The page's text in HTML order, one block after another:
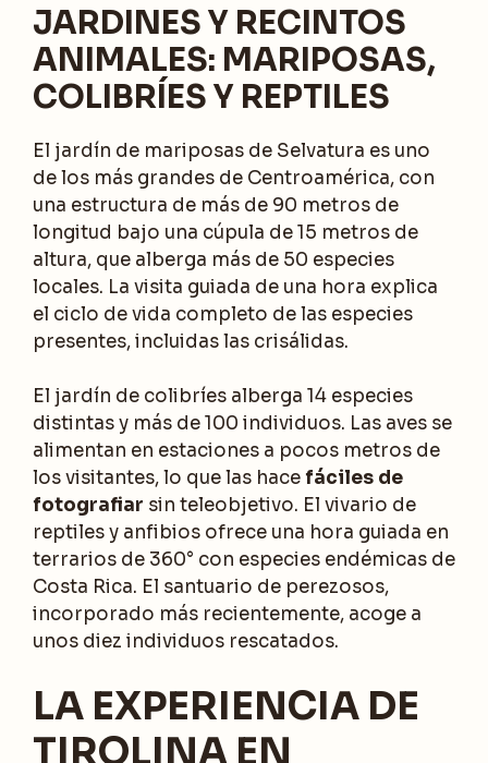
JARDINES Y RECINTOS
ANIMALES: MARIPOSAS,
COLIBRÍES Y REPTILES
El jardín de mariposas de Selvatura es uno
de los más grandes de Centroamérica, con
una estructura de más de 90 metros de
longitud bajo una cúpula de 15 metros de
altura, que alberga más de 50 especies
locales. La visita guiada de una hora explica
el ciclo de vida completo de las especies
presentes, incluidas las crisálidas.
El jardín de colibríes alberga 14 especies
distintas y más de 100 individuos. Las aves se
alimentan en estaciones a pocos metros de
los visitantes, lo que las hace fáciles de
fotografiar sin teleobjetivo. El vivario de
reptiles y anfibios ofrece una hora guiada en
terrarios de 360° con especies endémicas de
Costa Rica. El santuario de perezosos,
incorporado más recientemente, acoge a
unos diez individuos rescatados.
LA EXPERIENCIA DE
TIROLINA EN